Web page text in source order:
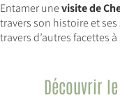
Entamer unevisite de
travers son histoire et
travers d’autres facettes
Découvrir